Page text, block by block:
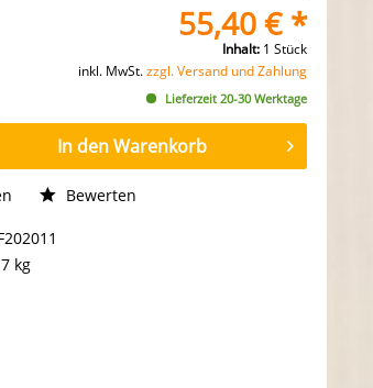
55,40 € *
Inhalt: 1 Stück
inkl. MwSt.zzgl. Versand und Zahlung
Lieferzeit 20-30 Werktage
In den Warenkorb
Bewerten
kg